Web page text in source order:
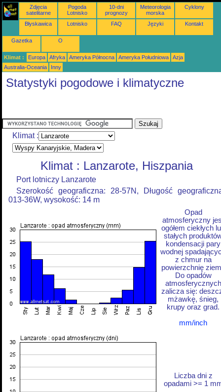
Zdjęcia
satelitarne
Pogoda
Lotnisko
10-dni
prognozy
Meteorologia
morska
Cyklony
Błyskawica Lotnisko FAQ Języki Kontakt
Gazetka O
Klimat : Europa Afryka Ameryka Północna Ameryka Południowa
Azja
Australia-Oceania
Inny
Statystyki pogodowe i klimatyczne
Klimat :
Klimat : Lanzarote, Hiszpania
Port lotniczy Lanzarote
Szerokość geograficzna: 28-57N, Długość
013-36W, wysokość: 14 m
Opad
atmosferyczny
ogółem ciekłych
stałych
kondensacji pary
wodnej
z chmur na
powierzchnię
Do opadów
atmosferycznych
zalicza się:
mżawkę, śnieg,
krupy oraz grad.
mm/inch
Liczba dni z
opadami >= 1